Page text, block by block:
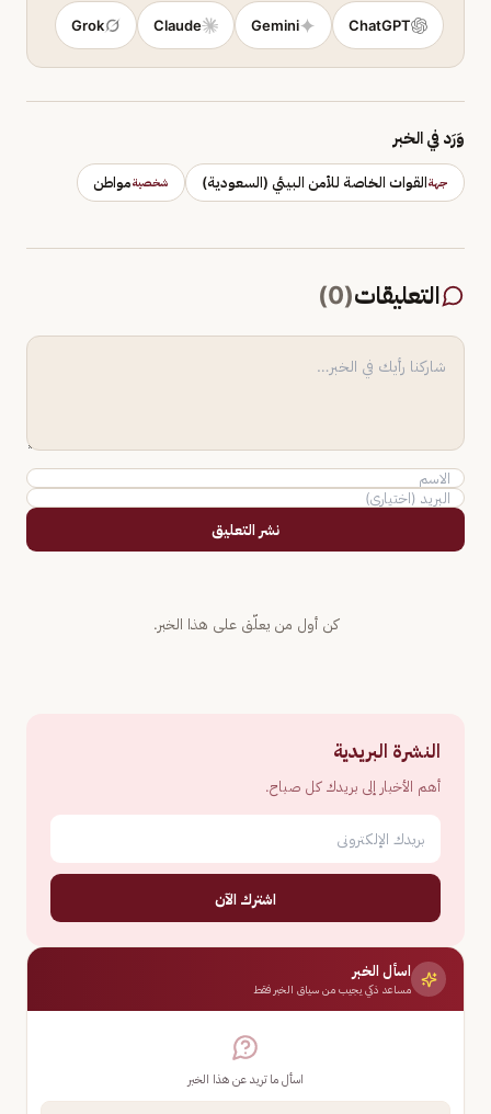
ChatGPT
Gemini
Claude
Grok
وَرَد في الخبر
جهةالقوات الخاصة للأمن البيئي (السعودية) شخصيةمواطن
التعليقات(
0
)
نشر التعليق
كن أول من يعلّق على هذا الخبر.
النشرة البريدية
أهم الأخبار إلى بريدك كل صباح.
اشترك الآن
اسأل الخبر
مساعد ذكي يجيب من سياق الخبر فقط
اسأل ما تريد عن هذا الخبر